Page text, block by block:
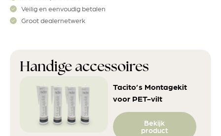
Veilig en eenvoudig betalen
Groot dealernetwerk
Handige accessoires
Tacito’s Montagekit
voor PET-vilt
Bekijk
product